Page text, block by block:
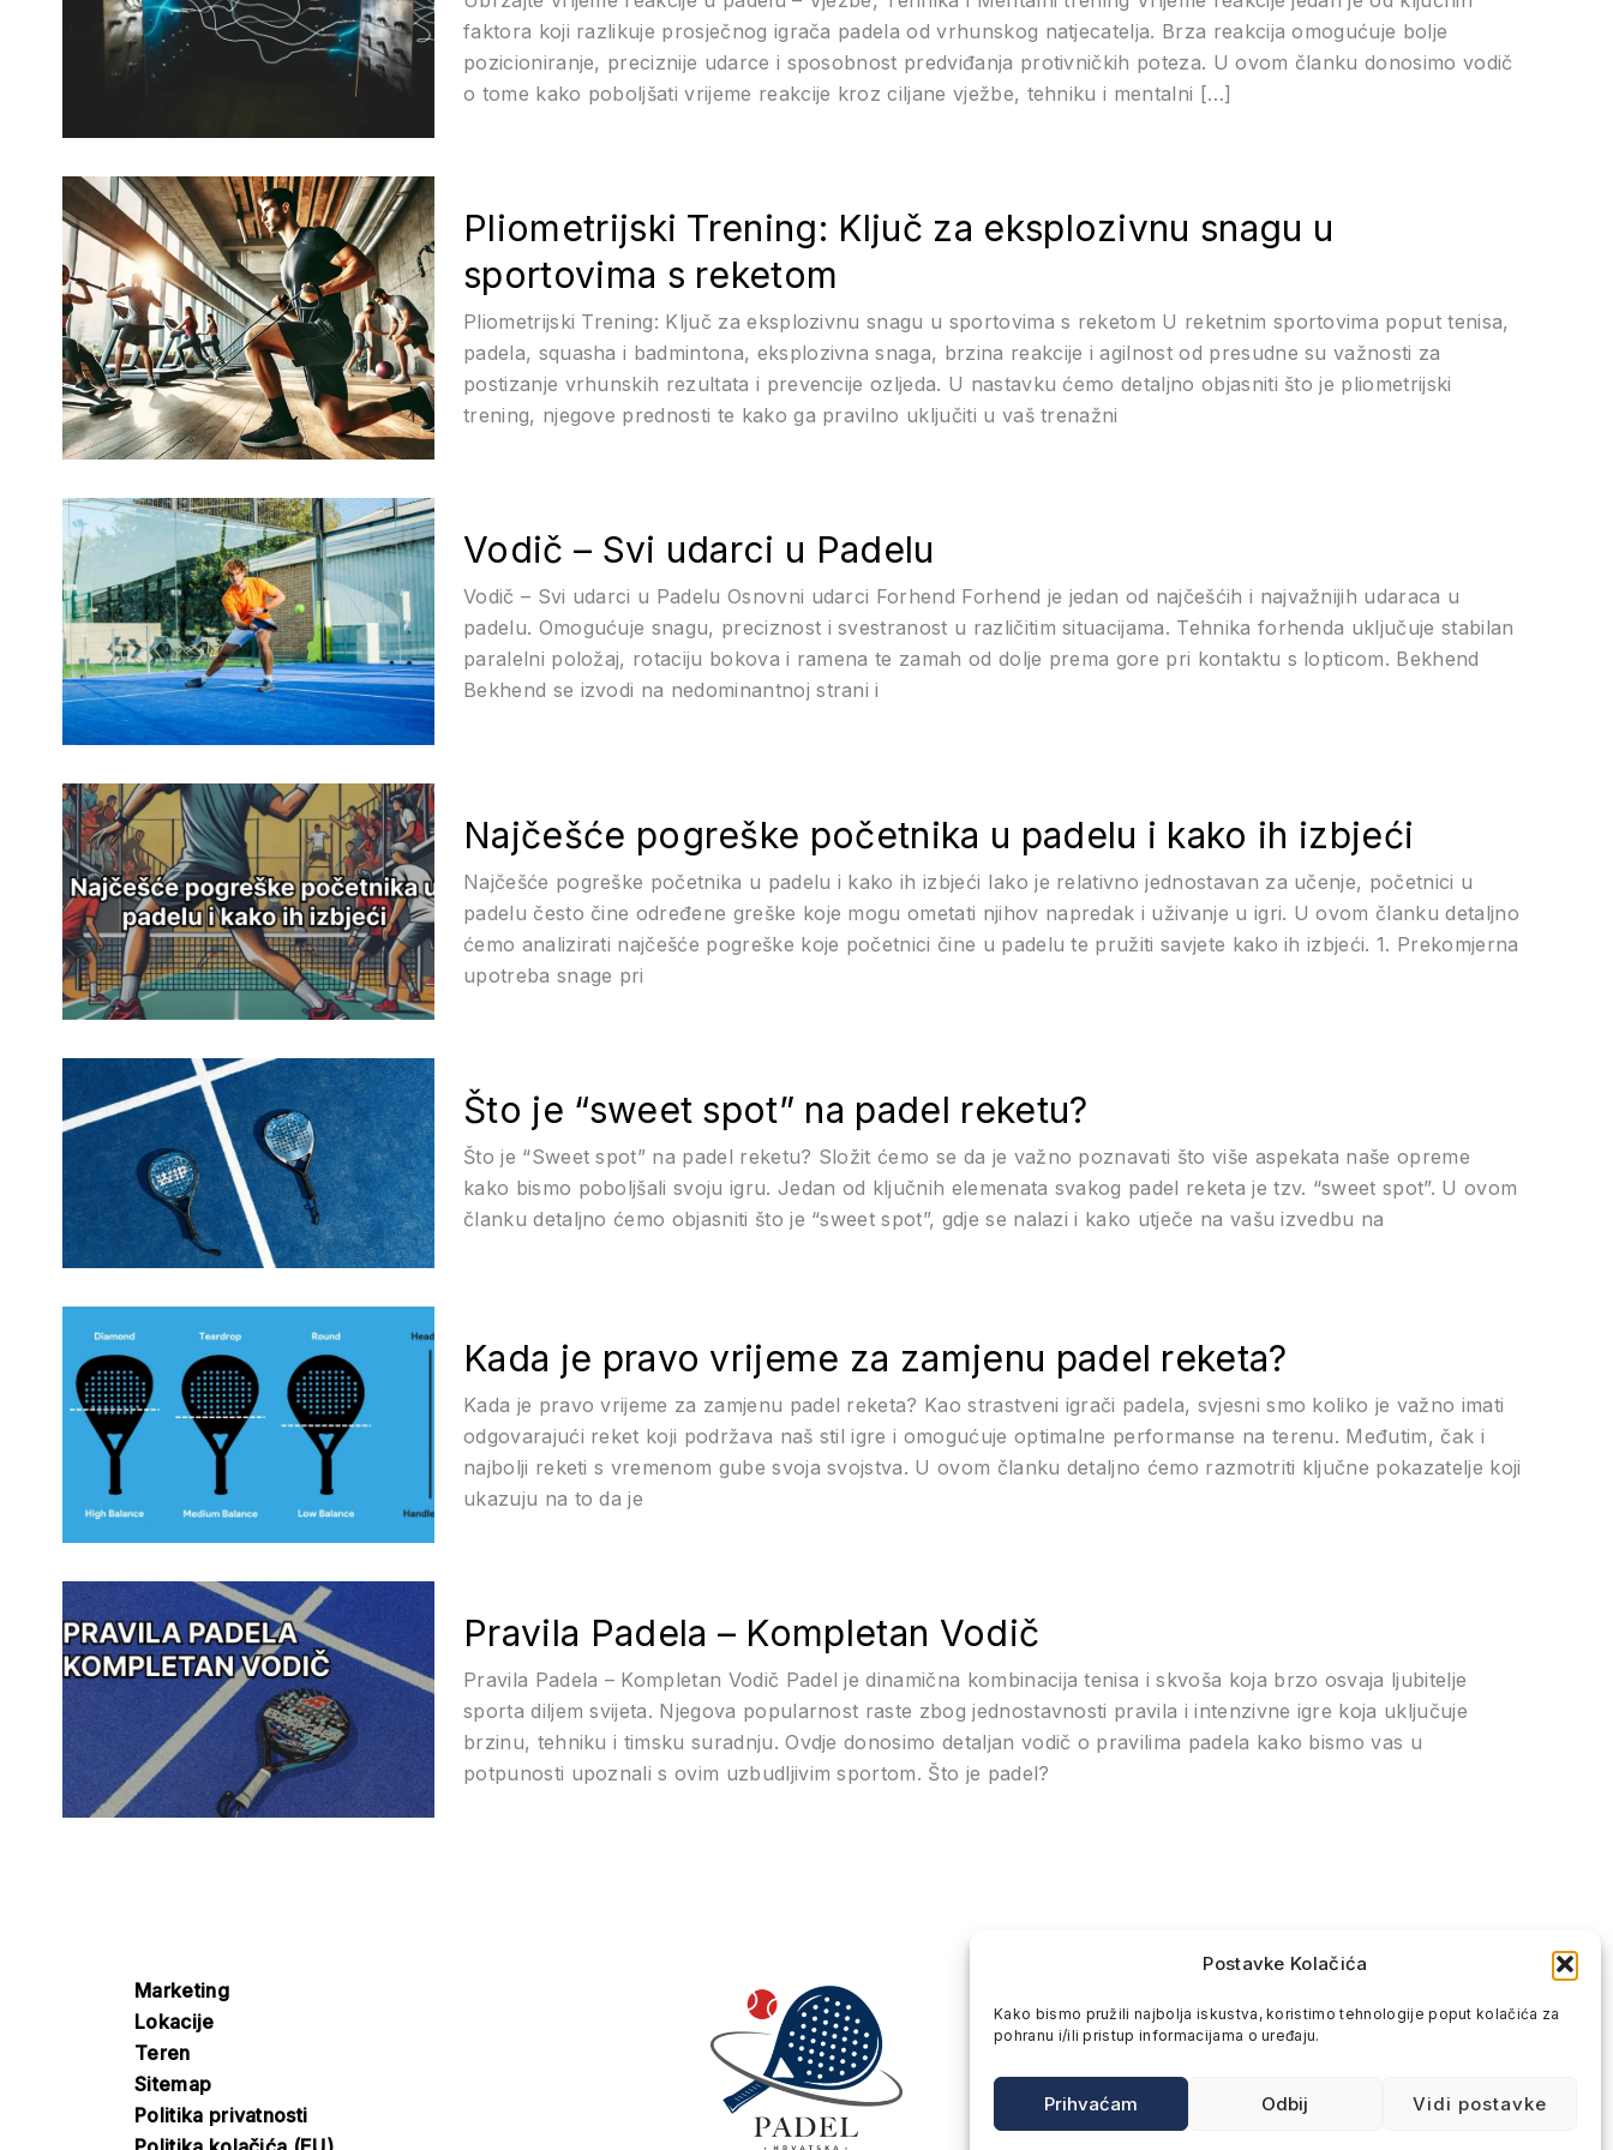
Postavke Kolačića
Kako bismo pružili najbolja iskustva, koristimo tehnologije poput kolačića za
pohranu i/ili pristup informacijama o uređaju.
Prihvaćam Odbij Vidi postavke
faktora koji razlikuje prosječnog igrača padela od vrhunskog natjecatelja. Brza reakcija omogućuje bolje
pozicioniranje, preciznije udarce i sposobnost predviđanja protivničkih poteza. U ovom članku donosimo vodič
o tome kako poboljšati vrijeme reakcije kroz ciljane vježbe, tehniku i mentalni […]
Pliometrijski Trening: Ključ za eksplozivnu snagu u
sportovima s reketom
Pliometrijski Trening: Ključ za eksplozivnu snagu u sportovima s reketom U reketnim sportovima poput tenisa,
padela, squasha i badmintona, eksplozivna snaga, brzina reakcije i agilnost od presudne su važnosti za
postizanje vrhunskih rezultata i prevencije ozljeda. U nastavku ćemo detaljno objasniti što je pliometrijski
trening, njegove prednosti te kako ga pravilno uključiti u vaš trenažni
Vodič – Svi udarci u Padelu
Vodič – Svi udarci u Padelu Osnovni udarci Forhend Forhend je jedan od najčešćih i najvažnijih udaraca u
padelu. Omogućuje snagu, preciznost i svestranost u različitim situacijama. Tehnika forhenda uključuje stabilan
paralelni položaj, rotaciju bokova i ramena te zamah od dolje prema gore pri kontaktu s lopticom. Bekhend
Bekhend se izvodi na nedominantnoj strani i
Najčešće pogreške početnika u padelu i kako ih izbjeći
Najčešće pogreške početnika u padelu i kako ih izbjeći Iako je relativno jednostavan za učenje, početnici u
padelu često čine određene greške koje mogu ometati njihov napredak i uživanje u igri. U ovom članku detaljno
ćemo analizirati najčešće pogreške koje početnici čine u padelu te pružiti savjete kako ih izbjeći. 1. Prekomjerna
upotreba snage pri
Što je “sweet spot” na padel reketu?
Što je “Sweet spot” na padel reketu? Složit ćemo se da je važno poznavati što više aspekata naše opreme
kako bismo poboljšali svoju igru. Jedan od ključnih elemenata svakog padel reketa je tzv. “sweet spot”. U ovom
članku detaljno ćemo objasniti što je “sweet spot”, gdje se nalazi i kako utječe na vašu izvedbu na
Kada je pravo vrijeme za zamjenu padel reketa?
Kada je pravo vrijeme za zamjenu padel reketa? Kao strastveni igrači padela, svjesni smo koliko je važno imati
odgovarajući reket koji podržava naš stil igre i omogućuje optimalne performanse na terenu. Međutim, čak i
najbolji reketi s vremenom gube svoja svojstva. U ovom članku detaljno ćemo razmotriti ključne pokazatelje koji
ukazuju na to da je
Pravila Padela – Kompletan Vodič
Pravila Padela – Kompletan Vodič Padel je dinamična kombinacija tenisa i skvoša koja brzo osvaja ljubitelje
sporta diljem svijeta. Njegova popularnost raste zbog jednostavnosti pravila i intenzivne igre koja uključuje
brzinu, tehniku i timsku suradnju. Ovdje donosimo detaljan vodič o pravilima padela kako bismo vas u
potpunosti upoznali s ovim uzbudljivim sportom. Što je padel?
Marketing
Lokacije
Teren
Sitemap
Politika privatnosti